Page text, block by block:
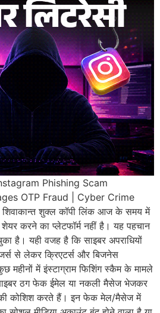
Phishing Scam
OTP Fraud | Cyber Crime
शुक्ल कॉपी लिंक आज के समय में
शेयर करने का प्लेटफॉर्म नहीं है। यह पहचान
है। यही वजह है कि साइबर अपराधियों
से लेकर क्रिएटर्स और बिजनेस
महीनों में इंस्टाग्राम फिशिंग स्कैम के मामले
ठग फेक ईमेल या नकली मैसेज भेजकर
कोशिश करते हैं। इन फेक मेल/मैसेज में